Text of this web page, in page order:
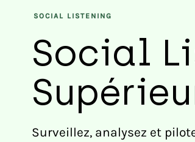
SOCIAL LISTENING
Social
Surveillez, analysez et